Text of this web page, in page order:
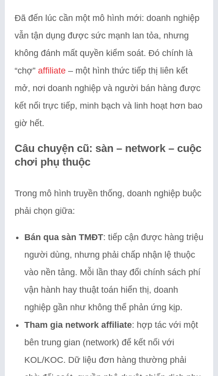
Đã đến lúc cần một mô hình mới: doanh nghiệp
vẫn tận dụng được sức mạnh lan tỏa, nhưng
không đánh mất quyền kiểm soát. Đó chính là
“chợ” affiliate – một hình thức tiếp thị liên kết
mở, nơi doanh nghiệp và người bán hàng được
kết nối trực tiếp, minh bạch và linh hoạt hơn bao
giờ hết.
Câu chuyện cũ: sàn – network – cuộc
chơi phụ thuộc
Trong mô hình truyền thống, doanh nghiệp buộc
phải chọn giữa:
Bán qua sàn TMĐT: tiếp cận được hàng triệu
người dùng, nhưng phải chấp nhận lệ thuộc
vào nền tảng. Mỗi lần thay đổi chính sách phí
vận hành hay thuật toán hiển thị, doanh
nghiệp gần như không thể phản ứng kịp.
Tham gia network affiliate: hợp tác với một
bên trung gian (network) để kết nối với
KOL/KOC. Dữ liệu đơn hàng thường phải